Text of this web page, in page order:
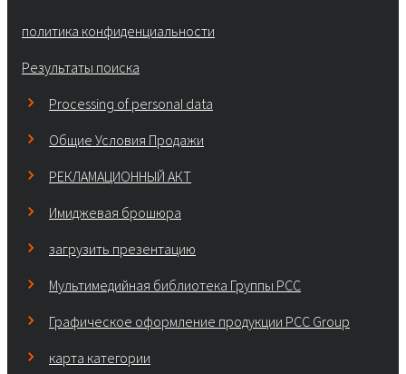
политика конфиденциальности
Результаты поиска
Processing of personal data
Общие Условия Продажи
РЕКЛАМАЦИОННЫЙ АКТ
Имиджевая брошюра
загрузить презентацию
Мультимедийная библиотека Группы РСС
Графическое оформление продукции PCC Group
карта категории